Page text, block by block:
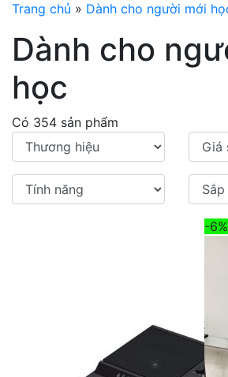
Trang chủ » Dành cho người mới
Dành cho
học
Có 354 sản phẩm
-6%